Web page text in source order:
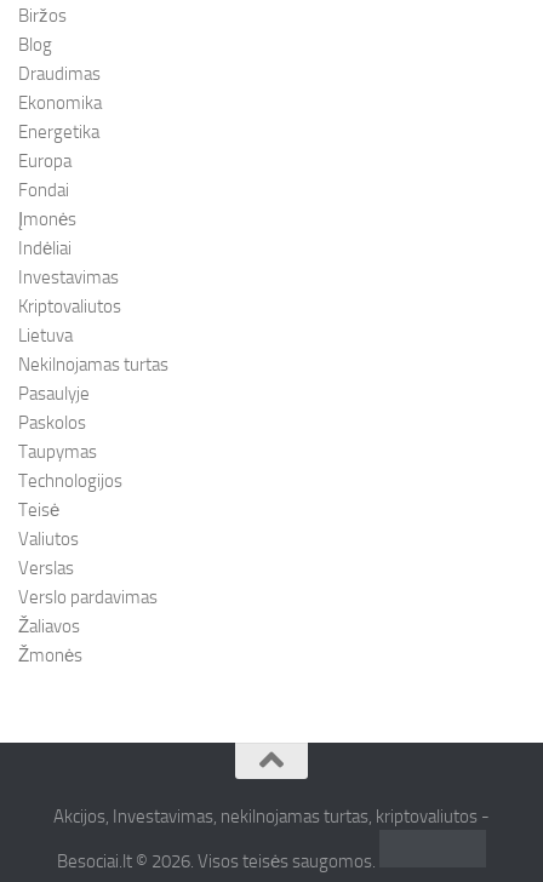
Biržos
Blog
Draudimas
Ekonomika
Energetika
Europa
Fondai
Įmonės
Indėliai
Investavimas
Kriptovaliutos
Lietuva
Nekilnojamas turtas
Pasaulyje
Paskolos
Taupymas
Technologijos
Teisė
Valiutos
Verslas
Verslo pardavimas
Žaliavos
Žmonės
Akcijos, Investavimas, nekilnojamas turtas, kriptovaliutos -
Besociai.lt © 2026. Visos teisės saugomos.